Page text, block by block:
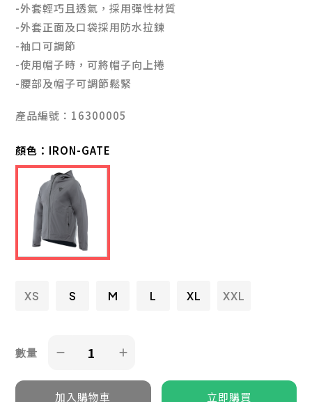
-外套輕巧且透氣，採用彈性材質
-外套正面及口袋採用防水拉鍊
-袖口可調節
-使用帽子時，可將帽子向上捲
-腰部及帽子可調節鬆緊
產品編號：16300005
顏色： IRON-GATE
XS S M L XL XXL
數量